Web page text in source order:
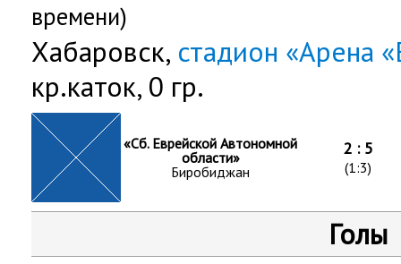
времени)
Хабаровск, стадион «Арена
кр.каток, 0 гр.
«Сб. Еврейской Автономной
области»
Биробиджан
2 : 5
(1:3)
Голы